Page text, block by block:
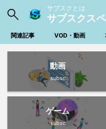
サブスクとは
サブスクス
関連記事 VOD・動画
動画
subsc
ゲーム
subsc